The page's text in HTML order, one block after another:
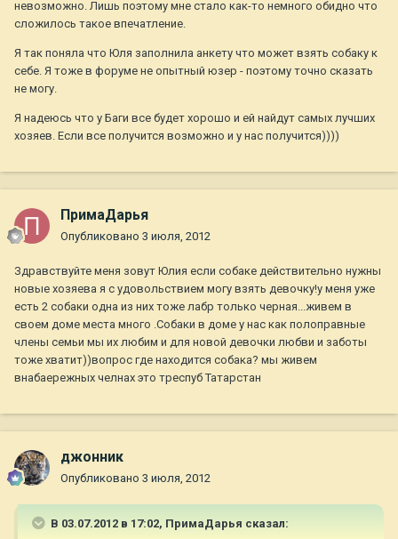
невозможно. Лишь поэтому мне стало как-то немного обидно что
сложилось такое впечатление.
Я так поняла что Юля заполнила анкету что может взять собаку к
себе. Я тоже в форуме не опытный юзер - поэтому точно сказать
не могу.
Я надеюсь что у Баги все будет хорошо и ей найдут самых лучших
хозяев. Если все получится возможно и у нас получится))))
ПримаДарья
Опубликовано 3 июля, 2012
Здравствуйте меня зовут Юлия если собаке действительно нужны
новые хозяева я с удовольствием могу взять девочку!у меня уже
есть 2 собаки одна из них тоже лабр только черная...живем в
своем доме места много .Собаки в доме у нас как полоправные
члены семьи мы их любим и для новой девочки любви и заботы
тоже хватит))вопрос где находится собака? мы живем
внабаережных челнах это треспуб Татарстан
джонник
Опубликовано 3 июля, 2012
В 03.07.2012 в 17:02, ПримаДарья сказал: